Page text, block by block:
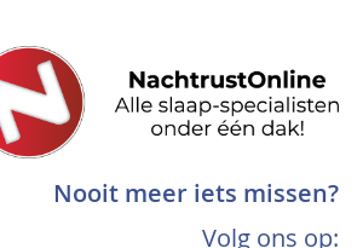
Nooit meer iets missen?
Volg ons op: